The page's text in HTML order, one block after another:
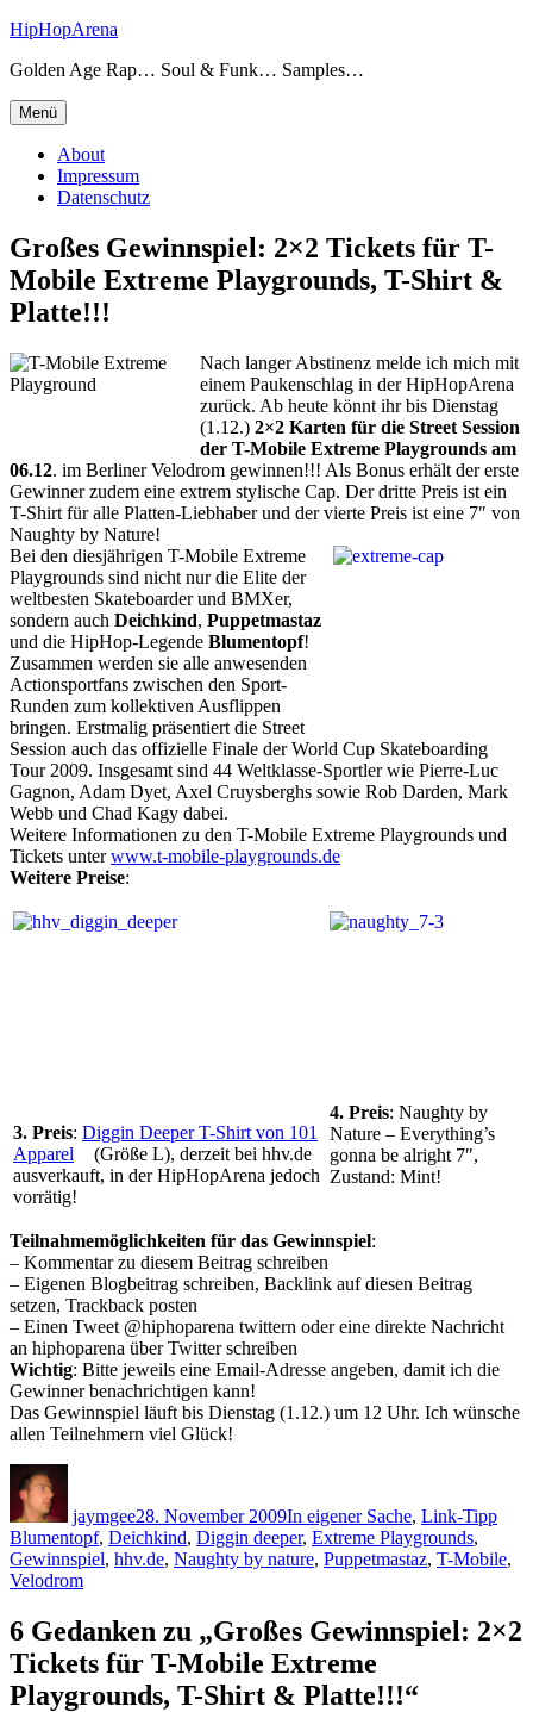
Zum
springen
HipHopArena
Golden Age Rap… Soul & Funk… Samples…
Menü
About
Impressum
Datenschutz
Großes Gewinnspiel: 2×2 Tickets für T-
Mobile Extreme Playgrounds, T-Shirt &
Platte!!!
Nach langer Abstinenz melde ich mich mit
einem Paukenschlag in der HipHopArena
zurück. Ab heute könnt ihr bis Dienstag
(1.12.) 2×2 Karten für die Street Session
der T-Mobile Extreme Playgrounds am
06.12. im Berliner Velodrom gewinnen!!! Als Bonus erhält der erste
Gewinner zudem eine extrem stylische Cap. Der dritte Preis ist ein
T-Shirt für alle Platten-Liebhaber und der vierte Preis ist eine 7″ von
Naughty by Nature!
Bei den diesjährigen T-Mobile Extreme
Playgrounds sind nicht nur die Elite der
weltbesten Skateboarder und BMXer,
sondern auch Deichkind, Puppetmastaz
und die HipHop-Legende Blumentopf!
Zusammen werden sie alle anwesenden
Actionsportfans zwischen den Sport-
Runden zum kollektiven Ausflippen
bringen. Erstmalig präsentiert die Street
Session auch das offizielle Finale der World Cup Skateboarding
Tour 2009. Insgesamt sind 44 Weltklasse-Sportler wie Pierre-Luc
Gagnon, Adam Dyet, Axel Cruysberghs sowie Rob Darden, Mark
Webb und Chad Kagy dabei.
Weitere Informationen zu den T-Mobile Extreme Playgrounds und
Tickets unterwww.t-mobile-playgrounds.de
Weitere Preise:
3. Preis: Diggin Deeper T-Shirt von 101
Apparel
(Größe L), derzeit bei hhv.de
ausverkauft, in der HipHopArena jedoch
vorrätig!
4. Preis: Naughty by
Nature – Everything’s
gonna be alright 7″,
Zustand: Mint!
Teilnahmemöglichkeiten für das Gewinnspiel:
– Kommentar zu diesem Beitrag schreiben
– Eigenen Blogbeitrag schreiben, Backlink auf diesen Beitrag
setzen, Trackback posten
– Einen Tweet @hiphoparena twittern oder eine direkte Nachricht
an hiphoparena über Twitter schreiben
Wichtig: Bitte jeweils eine Email-Adresse angeben, damit ich die
Gewinner benachrichtigen kann!
Das Gewinnspiel läuft bis Dienstag (1.12.) um 12 Uhr. Ich wünsche
allen Teilnehmern viel Glück!
jaymgee28. November 2009In eigener Sache, Link-Tipp
Blumentopf, Deichkind, Diggin deeper, Extreme Playgrounds,
Gewinnspiel, hhv.de, Naughty by nature, Puppetmastaz, T-Mobile,
Velodrom
6 Gedanken zu „Großes Gewinnspiel: 2×2
Tickets für T-Mobile Extreme
Playgrounds, T-Shirt & Platte!!!“